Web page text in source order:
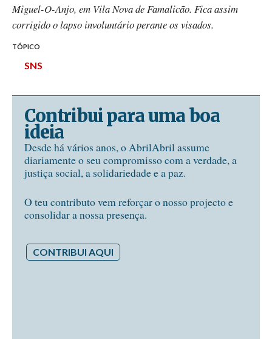
Miguel-O-Anjo, em Vila Nova de Famalicão. Fica assim
corrigido o lapso involuntário perante os visados.
TÓPICO
SNS
Contribui para uma boa
ideia
Desde há vários anos, o AbrilAbril assume
diariamente o seu compromisso com a verdade, a
justiça social, a solidariedade e a paz.
O teu contributo vem reforçar o nosso projecto e
consolidar a nossa presença.
CONTRIBUI AQUI